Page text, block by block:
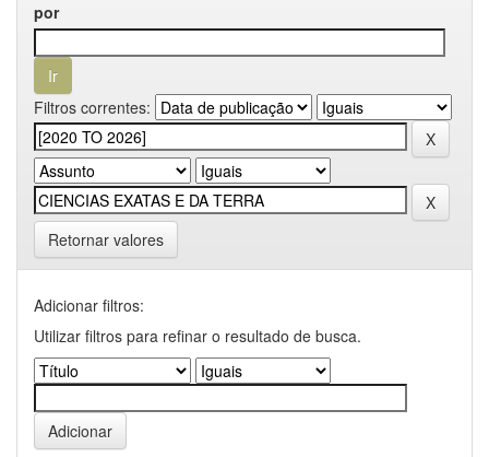
por
Filtros correntes:
Retornar valores
Adicionar filtros:
Utilizar filtros para refinar o resultado de busca.